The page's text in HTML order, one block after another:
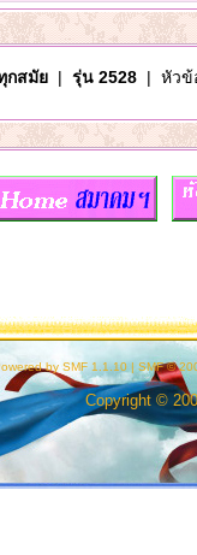
กสมัย| รุ่น 2528| หัวข้
by SMF 1.1.10 | SMF ©
Copyright ©